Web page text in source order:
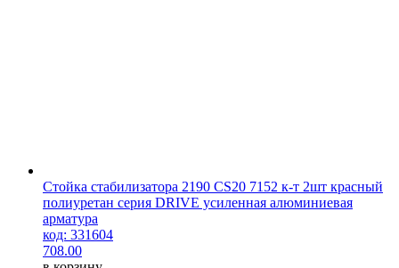
Стойка стабилизатора 2190 CS20 7152 к-т 2шт красный
полиуретан серия DRIVE усиленная алюминиевая
арматура
код: 331604
708.00